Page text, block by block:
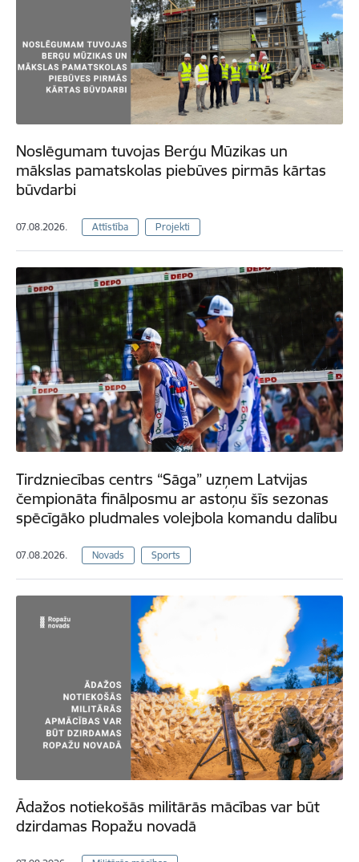
Noslēgumam tuvojas Berģu Mūzikas un
mākslas pamatskolas piebūves pirmās kārtas
būvdarbi
07.08.2026. Attīstība Projekti
Tirdzniecības centrs “Sāga” uzņem Latvijas
čempionāta finālposmu ar astoņu šīs sezonas
spēcīgāko pludmales volejbola komandu dalību
07.08.2026. Novads Sports
Ādažos notiekošās militārās mācības var būt
dzirdamas Ropažu novadā